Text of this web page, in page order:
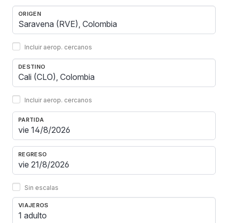
ORIGEN
Incluir aerop. cercanos
DESTINO
Incluir aerop. cercanos
PARTIDA
REGRESO
Sin escalas
VIAJEROS
1 adulto